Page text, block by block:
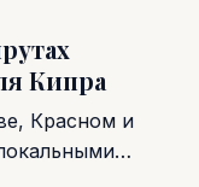
Кипра
Красном и